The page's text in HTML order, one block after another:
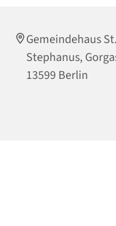
Gemeindehaus St.
Stephanus,
13599 Berlin